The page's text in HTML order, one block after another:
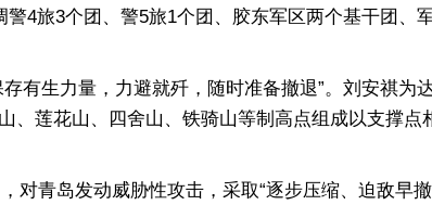
旅3个团、警5旅1个团、胶东军区两个基干团、
生力量，力避就歼，随时准备撤退”。刘安祺为
、莲花山、四舍山、铁骑山等制高点组成以支撑
青岛发动威胁性攻击，采取“逐步压缩、迫敌早